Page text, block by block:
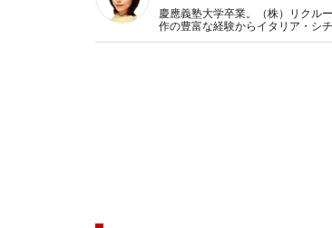
慶應義塾大学卒業。（株）リクル
作の豊富な経験からイタリア・シ
訳もおまかせ下さい！ 国際ジャー